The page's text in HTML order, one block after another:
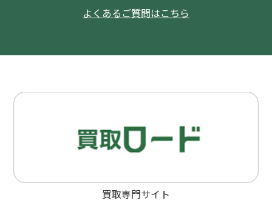
よくあるご質問はこちら
買取専門サイト